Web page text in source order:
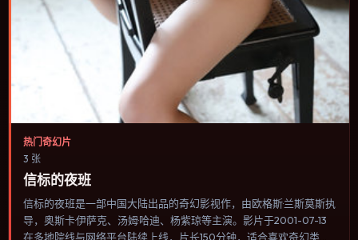
热门奇幻片
3 张
信标的夜班
信标的夜班是一部中国大陆出品的奇幻影视作，由欧格斯·兰斯莫斯执
导，奥斯卡·伊萨克、汤姆·哈迪、杨紫琼等主演。影片于2001-07-13
在多地院线与网络平台陆续上线，片长150分钟，适合喜欢奇幻类